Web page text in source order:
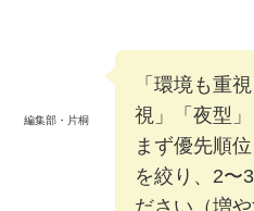
編集部・片桐
「環境も重
視」「夜型」
まず優先順
を絞り、2〜
ださい（増